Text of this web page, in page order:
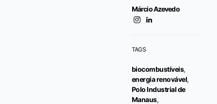
Márcio Azevedo
TAGS
biocombustíveis,
energia renovável,
Polo Industrial de
Manaus,